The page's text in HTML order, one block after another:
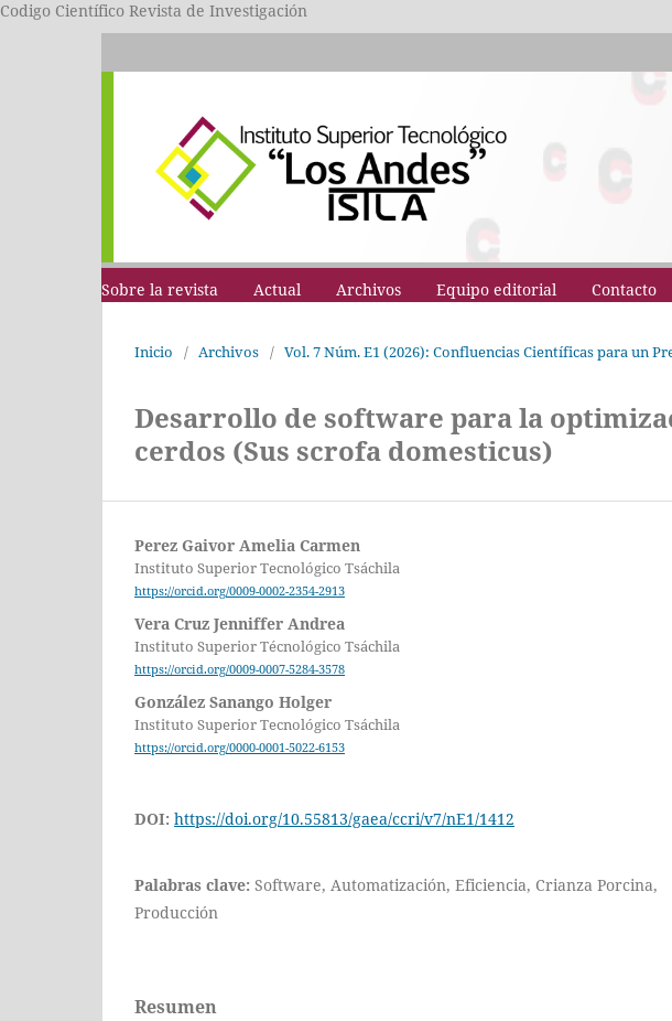
Codigo Científico Revista de Investigación
Sobre la revista Actual Archivos Equipo editorial Contacto
Inicio / Archivos / Vol. 7 Núm. E1 (2026): Confluencias Científicas para un
Desarrollo de software para la
cerdos (Sus scrofa domesticus)
Perez Gaivor Amelia Carmen
Instituto Superior Tecnológico Tsáchila
https://orcid.org/0009-0002-2354-2913
Vera Cruz Jenniffer Andrea
Instituto Superior Técnológico Tsáchila
https://orcid.org/0009-0007-5284-3578
González Sanango Holger
Instituto Superior Tecnológico Tsáchila
https://orcid.org/0000-0001-5022-6153
DOI: https://doi.org/10.55813/gaea/ccri/v7/nE1/1412
Palabras clave: Software, Automatización, Eficiencia, Crianza Porcina,
Producción
Resumen